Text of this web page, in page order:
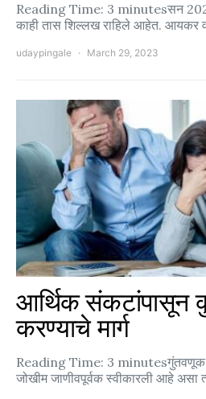
Reading Time: 3 minutesसन
काही तास शिल्लख राहिले आहेत. आयकर
udaypingale March 29, 2023
आर्थिक संकटांपासून
करण्याचे मार्ग
Reading Time: 3 minutesगुंतवणूक
जोखीम जाणीवपूर्वक स्वीकारली आहे असा